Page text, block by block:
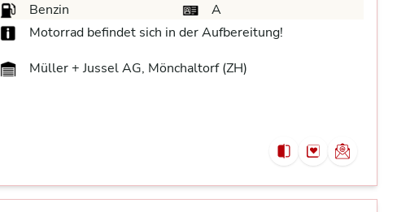
Benzin
A
Motorrad befindet sich in der Aufbereitung!
Müller + Jussel AG, Mönchaltorf (ZH)